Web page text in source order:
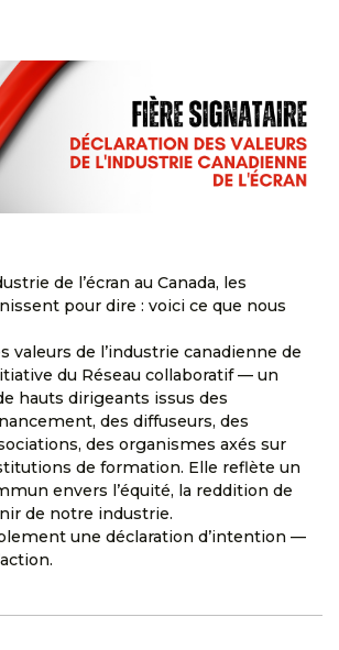
de l’écran au Canada, les
pour dire : voici ce que nous
valeurs de l’industrie canadienne de
du Réseau collaboratif — un
hauts dirigeants issus des
des diffuseurs, des
des organismes axés sur
de formation. Elle reflète un
envers l’équité, la reddition de
de notre industrie.
une déclaration d’intention —